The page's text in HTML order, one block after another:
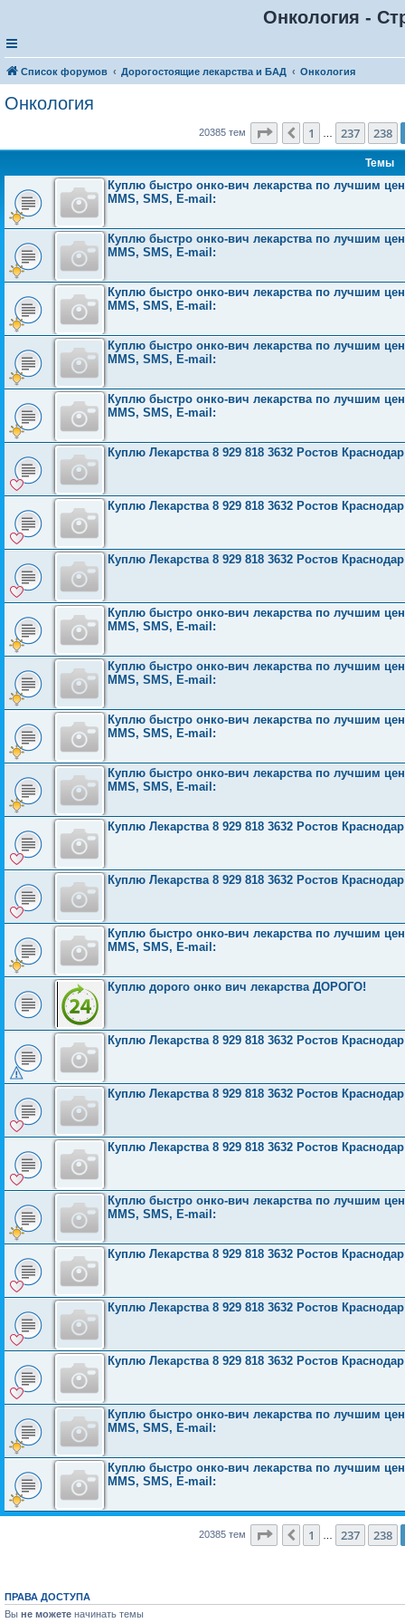
Онкология -
Список форумов Дорогостоящие лекарства и БАД Онкология
Онкология
20385 тем Страница 239из 816
Пред.
1 237 238
Темы
Куплю быстро онко-вич лекарства по лучшим
MMS, SMS, E-mail:
Куплю быстро онко-вич лекарства по лучшим
MMS, SMS, E-mail:
Куплю быстро онко-вич лекарства по лучшим
MMS, SMS, E-mail:
Куплю быстро онко-вич лекарства по лучшим
MMS, SMS, E-mail:
Куплю быстро онко-вич лекарства по лучшим
MMS, SMS, E-mail:
Куплю Лекарства 8 929 818 3632 Ростов
Куплю Лекарства 8 929 818 3632 Ростов
Куплю Лекарства 8 929 818 3632 Ростов
Куплю быстро онко-вич лекарства по лучшим
MMS, SMS, E-mail:
Куплю быстро онко-вич лекарства по лучшим
MMS, SMS, E-mail:
Куплю быстро онко-вич лекарства по лучшим
MMS, SMS, E-mail:
Куплю быстро онко-вич лекарства по лучшим
MMS, SMS, E-mail:
Куплю Лекарства 8 929 818 3632 Ростов
Куплю Лекарства 8 929 818 3632 Ростов
Куплю быстро онко-вич лекарства по лучшим
MMS, SMS, E-mail:
Куплю дорого онко вич лекарства ДОРОГО!
Куплю Лекарства 8 929 818 3632 Ростов
Куплю Лекарства 8 929 818 3632 Ростов
Куплю Лекарства 8 929 818 3632 Ростов
Куплю быстро онко-вич лекарства по лучшим
MMS, SMS, E-mail:
Куплю Лекарства 8 929 818 3632 Ростов
Куплю Лекарства 8 929 818 3632 Ростов
Куплю Лекарства 8 929 818 3632 Ростов
Куплю быстро онко-вич лекарства по лучшим
MMS, SMS, E-mail:
Куплю быстро онко-вич лекарства по лучшим
MMS, SMS, E-mail:
20385 тем Страница 239из 816
Пред.
1 237 238
ПРАВА ДОСТУПА
Вы не можете начинать темы